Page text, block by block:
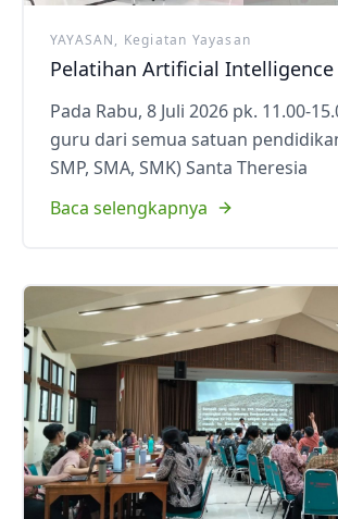
YAYASAN, Kegiatan Yayasan
Pelatihan Artificial Intelligence
Pada Rabu, 8 Juli 2026 pk. 11.00-
guru dari semua satuan pendidikan
SMP, SMA, SMK) Santa Theresia
Baca selengkapnya